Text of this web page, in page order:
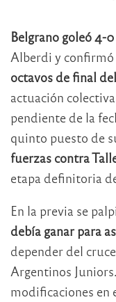
Belgrano goleó 4-0
Alberdi y confirmó
octavos de final
actuación
pendiente de la
quinto puesto de
fuerzas contra
etapa definitoria
En la previa se
debía ganar para
depender del
Argentinos
modificaciones en